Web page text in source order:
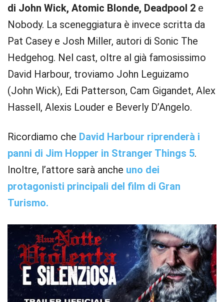
di John Wick, Atomic Blonde, Deadpool 2 e
Nobody. La sceneggiatura è invece scritta da
Pat Casey e Josh Miller, autori di Sonic The
Hedgehog. Nel cast, oltre al già famosissimo
David Harbour, troviamo John Leguizamo
(John Wick), Edi Patterson, Cam Gigandet, Alex
Hassell, Alexis Louder e Beverly D’Angelo.
Ricordiamo che David Harbour riprenderà i
panni di Jim Hopper in Stranger Things 5.
Inoltre, l’attore sarà anche uno dei
protagonisti principali del film di Gran
Turismo.